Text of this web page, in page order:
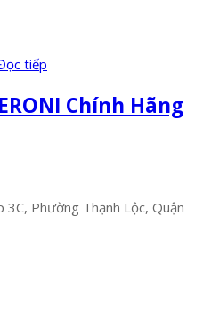
tiếp
Chính Hãng
Phường Thạnh Lộc, Quận